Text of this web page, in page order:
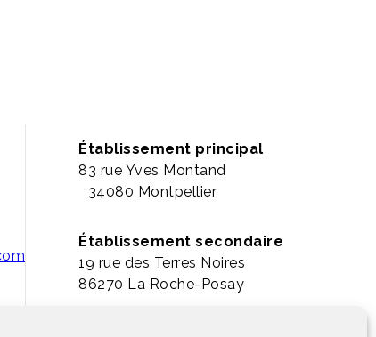
Établissement principal
83 rue Yves Montand
34080 Montpellier
Établissement secondaire
19 rue des Terres Noires
86270 La Roche-Posay